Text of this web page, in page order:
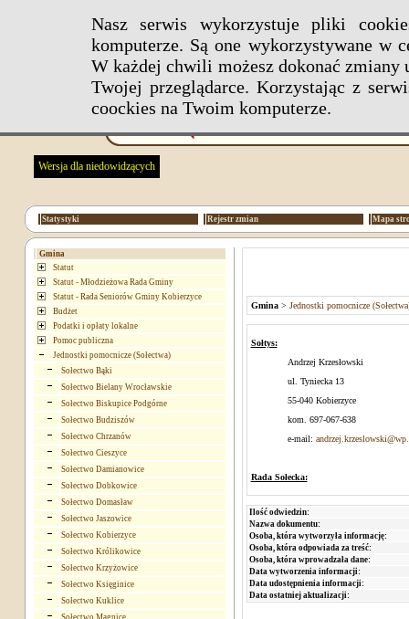
Nasz serwis wykorzystuje pliki
komputerze. Są one wykorzystywane w
W każdej chwili możesz dokonać
Twojej przeglądarce. Korzystając z
coockies na Twoim komputerze.
Wersja dla niedowidzących
Statystyki Rejestr zmian Mapa
Gmina
Statut
Statut - Młodzieżowa Rada Gminy
Statut - Rada Seniorów Gminy Kobierzyce
Budżet
Podatki i opłaty lokalne
Pomoc publiczna
Jednostki pomocnicze (Sołectwa)
Sołectwo Bąki
Sołectwo Bielany Wrocławskie
Sołectwo Biskupice Podgórne
Sołectwo Budziszów
Sołectwo Chrzanów
Sołectwo Cieszyce
Sołectwo Damianowice
Sołectwo Dobkowice
Sołectwo Domasław
Sołectwo Jaszowice
Sołectwo Kobierzyce
Sołectwo Królikowice
Sołectwo Krzyżowice
Sołectwo Księginice
Sołectwo Kuklice
Sołectwo Magnice
Gmina> Jednostki pomocnicze
Sołtys:
Andrzej Krzesłowski
ul. Tyniecka 13
55-040 Kobierzyce
kom. 697-067-638
e-mail:
Rada Sołecka:
Ilość odwiedzin:
Nazwa dokumentu:
Osoba, która wytworzyła informację:
Osoba, która odpowiada za treść:
Osoba, która wprowadzała dane:
Data wytworzenia informacji:
Data udostępnienia informacji:
Data ostatniej aktualizacji: